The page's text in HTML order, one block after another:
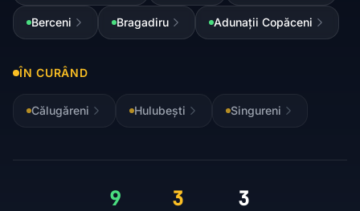
Berceni Bragadiru Adunații Copăceni
ÎN CURÂND
Călugăreni Hulubești Singureni
9 3 3